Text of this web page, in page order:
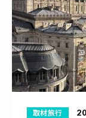
取材旅行